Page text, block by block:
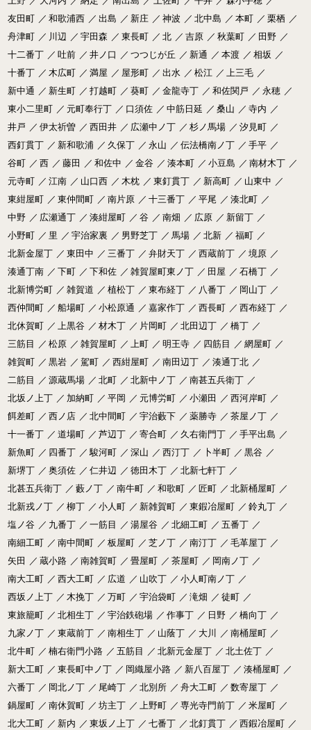
友田町 ／ 和歌浦西 ／ 出島 ／ 新庄 ／ 神波 ／ 北中島 ／ 本町 ／ 栗栖 ／
舟津町 ／ 川辺 ／ 宇田森 ／ 東長町 ／ 北 ／ 吉原 ／ 秋葉町 ／ 田野 ／
十二番丁 ／ 吐前 ／ 井ノ口 ／ つつじが丘 ／ 新通 ／ 本渡 ／ 相坂 ／
十番丁 ／ 木広町 ／ 満屋 ／ 屋形町 ／ 出水 ／ 松江 ／ 上三毛 ／
新中通 ／ 新生町 ／ 打越町 ／ 葵町 ／ 金龍寺丁 ／ 和佐関戸 ／ 永穂 ／
東小二里町 ／ 元町奉行丁 ／ 口須佐 ／ 中筋日延 ／ 桑山 ／ 寺内 ／
井戸 ／ 伊太祈曽 ／ 西田井 ／ 広瀬中ノ丁 ／ 杉ノ馬場 ／ 汐見町 ／
西釘貫丁 ／ 新和歌浦 ／ 久保丁 ／ 永山 ／ 伝法橋南ノ丁 ／ 手平 ／
谷町 ／ 西 ／ 藤田 ／ 和佐中 ／ 金谷 ／ 湊本町 ／ 小豆島 ／ 南材木丁 ／
元寺町 ／ 江南 ／ 山口西 ／ 木枕 ／ 東釘貫丁 ／ 新高町 ／ 山東中 ／
東紺屋町 ／ 東仲間町 ／ 南片原 ／ 十三番丁 ／ 平尾 ／ 湊北町 ／
中野 ／ 広瀬通丁 ／ 湊紺屋町 ／ 谷 ／ 南畑 ／ 広原 ／ 新留丁 ／
小野町 ／ 里 ／ 宇治家裏 ／ 男野芝丁 ／ 馬場 ／ 北新 ／ 福町 ／
北新金屋丁 ／ 東田中 ／ 三番丁 ／ 弁財天丁 ／ 西蔵前丁 ／ 境原 ／
湊通丁南 ／ 下町 ／ 下和佐 ／ 雑賀屋町東ノ丁 ／ 田屋 ／ 石橋丁 ／
北新博労町 ／ 雑賀道 ／ 植松丁 ／ 東布経丁 ／ 八番丁 ／ 岡山丁 ／
西仲間町 ／ 船場町 ／ 小松原通 ／ 嘉家作丁 ／ 西長町 ／ 西布経丁 ／
北休賀町 ／ 上黒谷 ／ 材木丁 ／ 片岡町 ／ 北田辺丁 ／ 橋丁 ／
三筋目
／ 松原 ／ 雑賀屋町 ／ 上町 ／ 明王寺 ／ 四筋目 ／ 網屋町 ／
雑賀町 ／ 黒岩 ／ 駕町 ／ 西紺屋町 ／ 南田辺丁 ／ 湊通丁北 ／
二筋目
／ 源蔵馬場 ／ 北町 ／ 北新中ノ丁 ／ 南甚五兵衛丁 ／
北坂ノ上丁 ／ 加納町 ／ 平岡 ／ 元博労町 ／ 小瀬田 ／ 西河岸町 ／
餌差町 ／ 西ノ店 ／ 北中間町 ／ 宇治藪下 ／ 薬勝寺 ／ 茶屋ノ丁 ／
十一番丁 ／ 道場町 ／ 芦辺丁 ／ 寄合町 ／ 久右衛門丁 ／ 手平出島 ／
新魚町 ／ 四番丁 ／ 駿河町 ／ 深山 ／ 西汀丁 ／ 卜半町 ／ 黒谷 ／
新堺丁 ／ 奥須佐 ／ 仁井辺 ／ 徳田木丁 ／ 北新七軒丁 ／
北甚五兵衛丁 ／ 藪ノ丁 ／ 南牛町 ／ 和歌町 ／ 匠町 ／ 北新桶屋町 ／
北新戎ノ丁 ／ 柳丁 ／ 小人町 ／ 新雑賀町 ／ 東鍜冶屋町 ／ 鈴丸丁 ／
塩ノ谷 ／ 九番丁 ／ 一筋目 ／ 湯屋谷 ／ 北細工町 ／ 五番丁 ／
南細工町 ／ 南中間町 ／ 板屋町 ／ 芝ノ丁 ／ 南汀丁 ／ 毛革屋丁 ／
矢田
／ 蔵小路 ／ 南雑賀町 ／ 畳屋町 ／ 茶屋町 ／ 岡南ノ丁 ／
南大工町 ／ 西大工町 ／ 広道 ／ 山吹丁 ／ 小人町南ノ丁 ／
西坂ノ上丁 ／ 木挽丁 ／ 万町 ／ 宇治袋町 ／ 滝畑 ／ 徒町 ／
東旅籠町 ／ 北相生丁 ／ 宇治鉄砲場 ／ 作事丁 ／ 日野 ／ 橋向丁 ／
九家ノ丁 ／ 東蔵前丁 ／ 南相生丁 ／ 山蔭丁 ／ 大川 ／ 南桶屋町 ／
北牛町 ／ 楠右衛門小路 ／ 五筋目 ／ 北新元金屋丁 ／ 北土佐丁 ／
新大工町 ／ 東長町中ノ丁 ／ 岡織屋小路 ／ 新八百屋丁 ／ 湊桶屋町 ／
六番丁 ／ 岡北ノ丁 ／ 尾崎丁 ／ 北別所 ／ 舟大工町 ／ 数寄屋丁 ／
鍋屋町 ／ 南休賀町 ／ 坊主丁 ／ 上野町 ／ 専光寺門前丁 ／ 米屋町 ／
北大工町 ／ 新内 ／ 東坂ノ上丁 ／ 七番丁 ／ 北釘貫丁 ／ 西鍜冶屋町 ／